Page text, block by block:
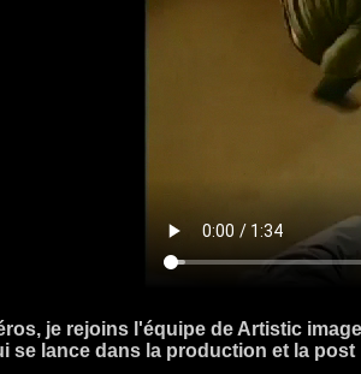
je rejoins l'équipe de Artistic
se lance dans la production et la